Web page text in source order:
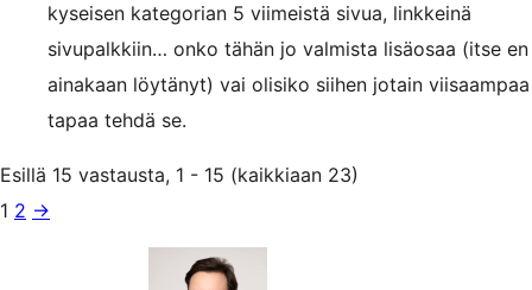
kyseisen kategorian 5 viimeistä sivua, linkkeinä
sivupalkkiin… onko tähän jo valmista lisäosaa (itse en
ainakaan löytänyt) vai olisiko siihen jotain viisaampaa
tapaa tehdä se.
Esillä 15 vastausta, 1 - 15 (kaikkiaan 23)
1 2 →